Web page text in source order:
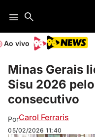
Ao vivo
Minas Gerais
Sisu 2026
consecutivo
PorCarol Ferraris
05/02/2026 11:40